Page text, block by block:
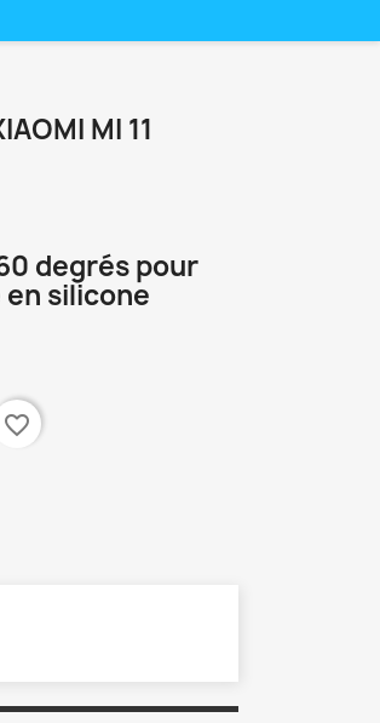
MI 11
degrés pour
silicone
favorite_border